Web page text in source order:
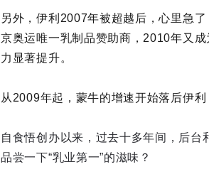
另外，伊利2007年被超越后，心里急
京奥运唯一乳制品赞助商，2010年又
力显著提升。
从2009年起，蒙牛的增速开始落后伊
自食悟创办以来，过去十多年间，后
品尝一下“乳业第一”的滋味？